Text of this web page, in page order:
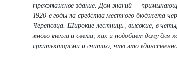
трехэтажное здание. Дом знаний —
1920-е годы на средства местного бюджета
Череповца. Широкие лестницы, высокие, в
много тепла и света, как и подобает дому для
архитекторами и считаю, что это